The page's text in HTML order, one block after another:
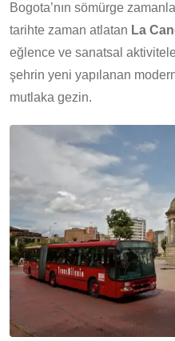
Bogota’nın sömürge
tarihte zaman atlatan La
eğlence ve sanatsal
şehrin yeni yapılanan
mutlaka gezin.